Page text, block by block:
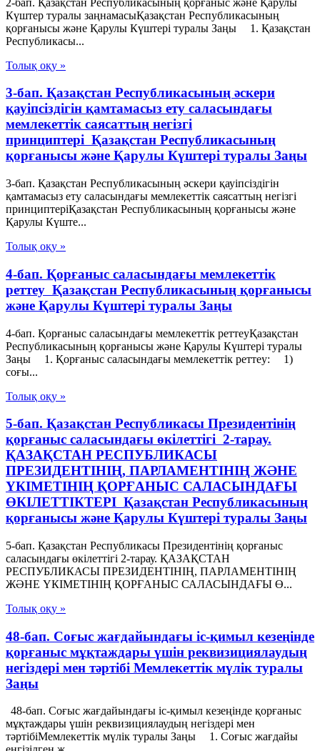
Күштер туралы заңнамасыҚазақстан Республикасының
қорғанысы және Қарулы Күштері туралы Заңы 1. Қазақстан
Республикасы...
Толық оқу »
3-бап. Қазақстан Республикасының әскери
қауіпсіздігін қамтамасыз ету саласындағы
мемлекеттік саясаттың негізгі
принциптері Қазақстан Республикасының
қорғанысы және Қарулы Күштері туралы Заңы
3-бап. Қазақстан Республикасының әскери қауіпсіздігін
қамтамасыз ету саласындағы мемлекеттік саясаттың негізгі
принциптеріҚазақстан Республикасының қорғанысы және
Қарулы Күште...
Толық оқу »
4-бап. Қорғаныс саласындағы мемлекеттік
реттеу Қазақстан Республикасының қорғанысы
және Қарулы Күштері туралы Заңы
4-бап. Қорғаныс саласындағы мемлекеттік реттеуҚазақстан
Республикасының қорғанысы және Қарулы Күштері туралы
Заңы 1. Қорғаныс саласындағы мемлекеттік реттеу: 1)
соғы...
Толық оқу »
5-бап. Қазақстан Республикасы Президентінің
қорғаныс саласындағы өкілеттігі 2-тарау.
ҚАЗАҚСТАН РЕСПУБЛИКАСЫ
ПРЕЗИДЕНТIНIҢ, ПАРЛАМЕНТIНIҢ ЖӘНЕ
ҮКIМЕТIНIҢ ҚОРҒАНЫС САЛАСЫНДАҒЫ
ӨКIЛЕТТIКТЕРI Қазақстан Республикасының
қорғанысы және Қарулы Күштері туралы Заңы
5-бап. Қазақстан Республикасы Президентінің қорғаныс
саласындағы өкілеттігі 2-тарау. ҚАЗАҚСТАН
РЕСПУБЛИКАСЫ ПРЕЗИДЕНТIНIҢ, ПАРЛАМЕНТIНIҢ
ЖӘНЕ ҮКIМЕТIНIҢ ҚОРҒАНЫС САЛАСЫНДАҒЫ Ө...
Толық оқу »
48-бап. Соғыс жағдайындағы іс-қимыл кезеңінде
қорғаныс мұқтаждары үшін реквизициялаудың
негіздері мен тәртібі Мемлекеттік мүлік туралы
Заңы
48-бап. Соғыс жағдайындағы іс-қимыл кезеңінде қорғаныс
мұқтаждары үшін реквизициялаудың негіздері мен
тәртібіМемлекеттік мүлік туралы Заңы 1. Соғыс жағдайы